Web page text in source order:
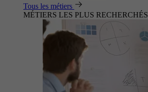
Tous les métiers
MÉTIERS LES PLUS RECHERCHÉS